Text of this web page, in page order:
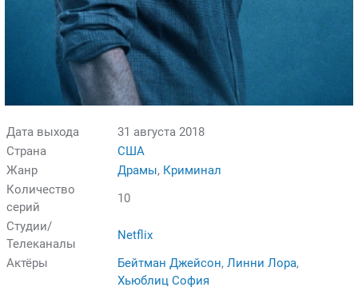
Дата выхода
31 августа 2018
Страна
США
Жанр
Драмы, Криминал
Количество
серий
10
Студии/
Телеканалы
Netflix
Актёры
Бейтман Джейсон, Линни Лора,
Хьюблиц София